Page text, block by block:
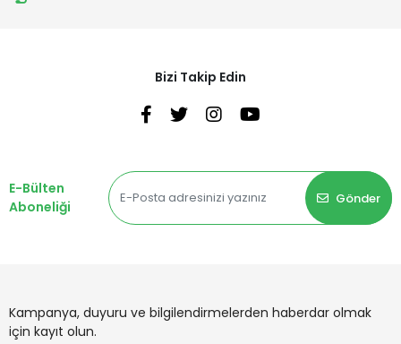
Bizi Takip Edin
E-Bülten
Aboneliği
Gönder
Kampanya, duyuru ve bilgilendirmelerden haberdar olmak
için kayıt olun.